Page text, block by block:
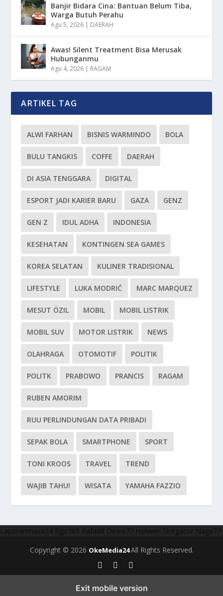
Banjir Bidara Cina: Bantuan Belum Tiba,
Warga Butuh Perahu
Agu 5, 2026 | DAERAH
Awas! Silent Treatment Bisa Merusak
Hubunganmu
Agu 4, 2026 | RAGAM
ARTIKEL TAG
ALWI FARHAN BISNIS WARMINDO BOLA
BULU TANGKIS COFFE DAERAH
DI ASIA TENGGARA DIGITAL
ESPORT JADI KARIER BARU GAZA GENZ
GEN Z IDUL ADHA INDONESIA
KESEHATAN KONTINGEN SEA GAMES
KOREA SELATAN KULINER TRADISIONAL
LIFESTYLE LUKA MODRIĆ MARC MARQUEZ
MESUT ÖZIL MOBIL MOBIL LISTRIK
MOBIL SUV MOTOR LISTRIK NEWS
OLAHRAGA OTOMOTIF POLITIK
POLITK PRABOWO PRANCIS RAGAM
RUBEN AMORIM
RUU PERLINDUNGAN DATA PRIBADI
SEPAK BOLA SMARTPHONE SPORT
TONI KROOS TRAVEL TREND
WAJIB TAHU! WISATA YAMAHA FAZZIO
Laporanmasa24 Rgo365 Rafa88 Dewa77 Hokiwin Slotgacor Naga77
Copyright © 2026 OkeMedia24All Rights Reserved.
Exit mobile version